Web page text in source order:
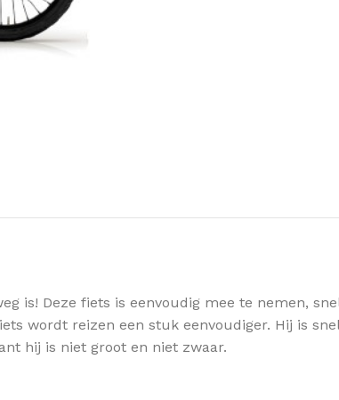
is! Deze fiets is eenvoudig mee te nemen,
wordt reizen een stuk eenvoudiger. Hij is
hij is niet groot en niet zwaar.